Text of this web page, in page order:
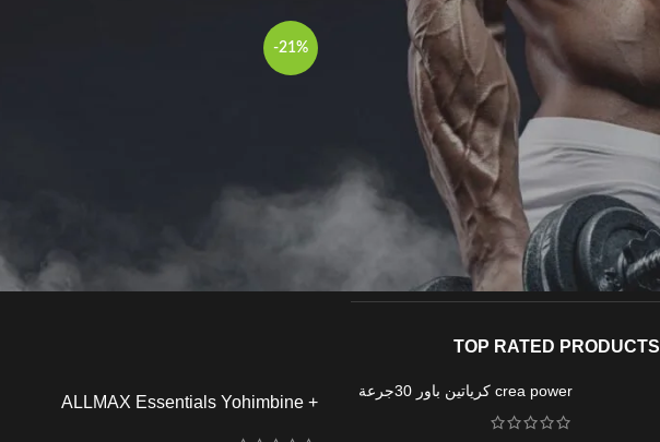
تصفية
STOCK STATUS
خصم استثنائي
في المخزن
TOP RATED PRODUCTS
crea power كرياتين باور 30جرعة
-21%
ALLMAX Essentials Yohimbine +